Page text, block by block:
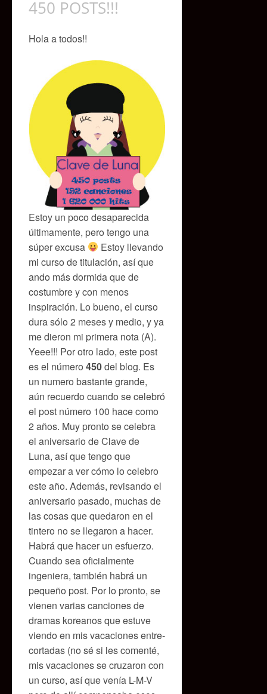
450 POSTS!!!
Hola a todos!!
Estoy un poco desaparecida
últimamente, pero tengo una
súper excusa
Estoy llevando
mi curso de titulación, así que
ando más dormida que de
costumbre y con menos
inspiración. Lo bueno, el curso
dura sólo 2 meses y medio, y ya
me dieron mi primera nota (A).
Yeee!!! Por otro lado, este post
es el número 450del blog. Es
un numero bastante grande,
aún recuerdo cuando se celebró
el post número 100 hace como
2 años. Muy pronto se celebra
el aniversario de Clave de
Luna, así que tengo que
empezar a ver cómo lo celebro
este año. Además, revisando el
aniversario pasado, muchas de
las cosas que quedaron en el
tintero no se llegaron a hacer.
Habrá que hacer un esfuerzo.
Cuando sea oficialmente
ingeniera, también habrá un
pequeño post. Por lo pronto, se
vienen varias canciones de
dramas koreanos que estuve
viendo en mis vacaciones entre-
cortadas (no sé si les comenté,
mis vacaciones se cruzaron con
un curso, así que venía L-M-V